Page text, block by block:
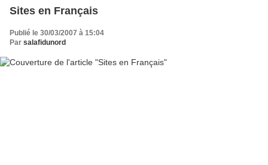
Sites en Français
Publié le 30/03/2007 à 15:04
Par salafidunord